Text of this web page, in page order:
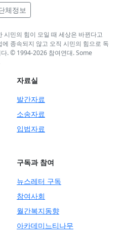
체정보
시민의 힘이 모일 때 세상은 바뀐다고
종속되지 않고 오직 시민의 힘으로 독
다. © 1994-2026 참여연대. Some
자료실
발간자료
소송자료
입법자료
구독과 참여
뉴스레터 구독
참여사회
월간복지동향
아카데미느티나무